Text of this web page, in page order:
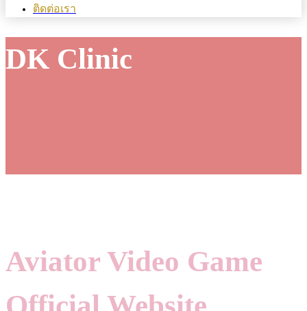
ติดต่อเรา
DK Clinic
Aviator Video Game